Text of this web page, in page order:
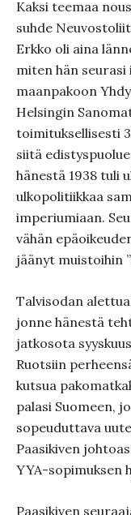
Kaksi teemaa
suhde
Erkko oli aina
miten hän
maanpakoon
Helsingin
toimituksellisesti
siitä
hänestä 1938 tuli
ulkopolitiikkaa
imperiumiaan.
vähän
jäänyt muistoihin
Talvisodan
jonne hänestä
jatkosota
Ruotsiin
kutsua
palasi Suomeen,
sopeuduttava
Paasikiven
YYA-sopimuksen
Paasikiven